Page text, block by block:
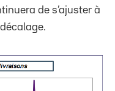
de s’ajuster à